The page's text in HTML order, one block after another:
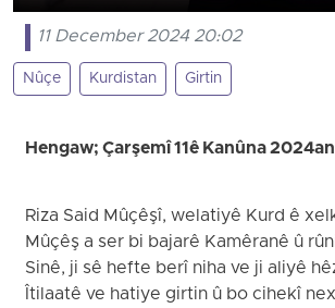
11 December 2024 20:02
Nûçe Kurdistan Girtin
Hengaw; Çarşemî 11ê Kanûna 2024an
Riza Said Mûçêşî, welatiyê Kurd ê
Mûçêş a ser bi bajarê Kamêranê û
Sinê, ji sê hefte berî niha ve ji aliyê
Îtilaatê ve hatiye girtin û bo cihekî